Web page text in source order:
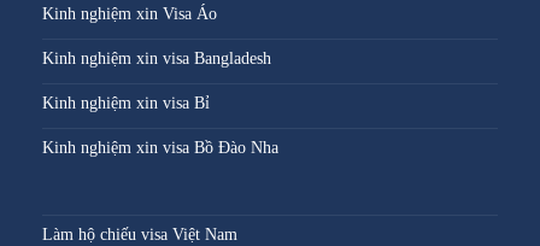
Kinh nghiệm xin Visa Áo
Kinh nghiệm xin visa Bangladesh
Kinh nghiệm xin visa Bỉ
Kinh nghiệm xin visa Bồ Đào Nha
Làm hộ chiếu visa Việt Nam